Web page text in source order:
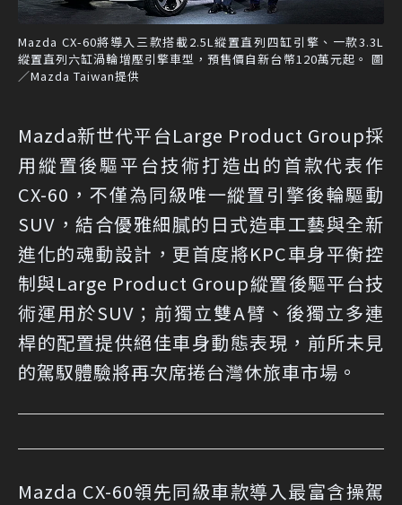
Mazda CX-60將導入三款搭載2.5L縱置直列四缸引擎、一款3.3L
縱置直列六缸渦輪增壓引擎車型，預售價自新台幣120萬元起。 圖
／Mazda Taiwan提供
Mazda新世代平台Large Product Group採
用縱置後驅平台技術打造出的首款代表作
CX-60，不僅為同級唯一縱置引擎後輪驅動
SUV，結合優雅細膩的日式造車工藝與全新
進化的魂動設計，更首度將KPC車身平衡控
制與Large Product Group縱置後驅平台技
術運用於SUV；前獨立雙A臂、後獨立多連
桿的配置提供絕佳車身動態表現，前所未見
的駕馭體驗將再次席捲台灣休旅車市場。
Mazda CX-60領先同級車款導入最富含操駕